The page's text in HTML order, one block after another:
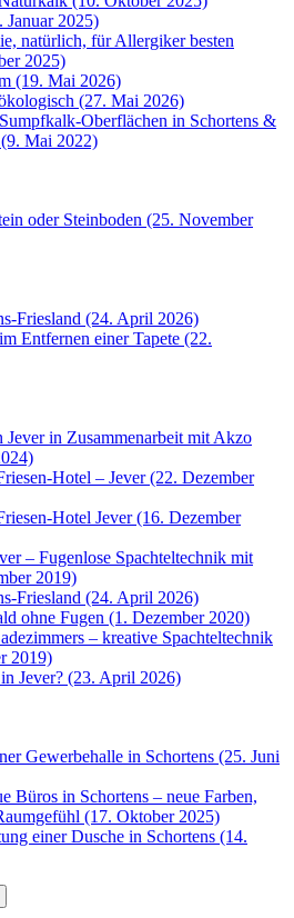
2025)
natürlich, für Allergiker besten
2025)
(19. Mai 2026)
(27. Mai 2026)
Oberflächen in Schortens &
Mai 2022)
oder Steinboden (25. November
Friesland (24. April 2026)
Entfernen einer Tapete (22.
Jever in Zusammenarbeit mit Akzo
Hotel – Jever (22. Dezember
Hotel Jever (16. Dezember
– Fugenlose Spachteltechnik mit
2019)
Friesland (24. April 2026)
ohne Fugen (1. Dezember 2020)
– kreative Spachteltechnik
2019)
Jever? (23. April 2026)
Gewerbehalle in Schortens (25. Juni
Büros in Schortens – neue Farben,
(17. Oktober 2025)
einer Dusche in Schortens (14.